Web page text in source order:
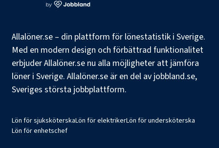
Allalöner.se – din plattform för lönestatistik i Sverige.
Med en modern design och förbättrad funktionalitet
erbjuder Allalöner.se nu alla möjligheter att jämföra
löner i Sverige. Allalöner.se är en del av jobbland.se,
Sveriges största jobbplattform.
Lön för sjuksköterskaLön för elektrikerLön för undersköterska
Lön för enhetschef